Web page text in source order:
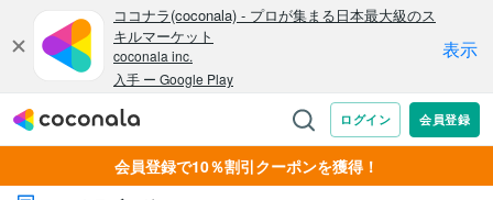
会員登録で10％割引クーポンを獲得！